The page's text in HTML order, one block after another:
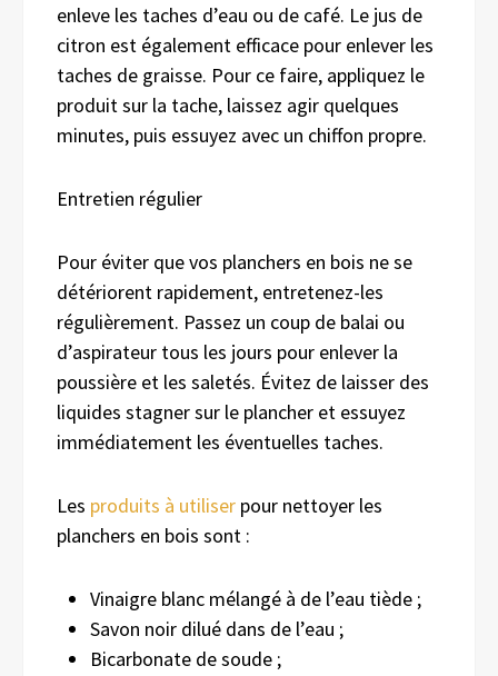
enleve les taches d’eau ou de café. Le jus de
citron est également efficace pour enlever les
taches de graisse. Pour ce faire, appliquez le
produit sur la tache, laissez agir quelques
minutes, puis essuyez avec un chiffon propre.
Entretien régulier
Pour éviter que vos planchers en bois ne se
détériorent rapidement, entretenez-les
régulièrement. Passez un coup de balai ou
d’aspirateur tous les jours pour enlever la
poussière et les saletés. Évitez de laisser des
liquides stagner sur le plancher et essuyez
immédiatement les éventuelles taches.
Les produits à utiliser pour nettoyer les
planchers en bois sont :
Vinaigre blanc mélangé à de l’eau tiède ;
Savon noir dilué dans de l’eau ;
Bicarbonate de soude ;